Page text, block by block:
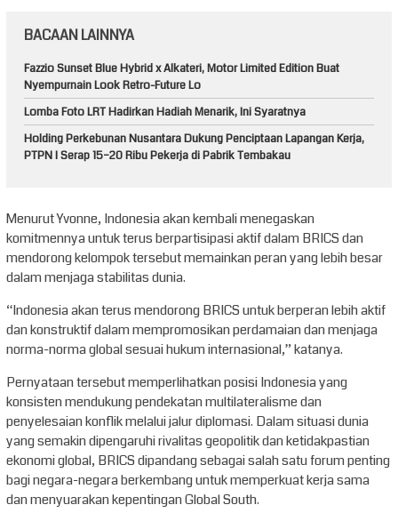
BACAAN LAINNYA
Fazzio Sunset Blue Hybrid x Alkateri, Motor Limited Edition Buat
Nyempurnain Look Retro-Future Lo
Lomba Foto LRT Hadirkan Hadiah Menarik, Ini Syaratnya
Holding Perkebunan Nusantara Dukung Penciptaan Lapangan Kerja,
PTPN I Serap 15–20 Ribu Pekerja di Pabrik Tembakau
Menurut Yvonne, Indonesia akan kembali menegaskan
komitmennya untuk terus berpartisipasi aktif dalam BRICS dan
mendorong kelompok tersebut memainkan peran yang lebih besar
dalam menjaga stabilitas dunia.
“Indonesia akan terus mendorong BRICS untuk berperan lebih aktif
dan konstruktif dalam mempromosikan perdamaian dan menjaga
norma-norma global sesuai hukum internasional,” katanya.
Pernyataan tersebut memperlihatkan posisi Indonesia yang
konsisten mendukung pendekatan multilateralisme dan
penyelesaian konflik melalui jalur diplomasi. Dalam situasi dunia
yang semakin dipengaruhi rivalitas geopolitik dan ketidakpastian
ekonomi global, BRICS dipandang sebagai salah satu forum penting
bagi negara-negara berkembang untuk memperkuat kerja sama
dan menyuarakan kepentingan Global South.